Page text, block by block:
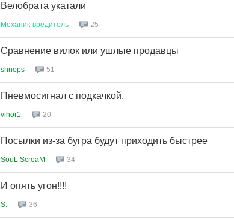
Велобрата укатали
Механик-вредитель 25
Сравнение вилок или ушлые продавцы
shneps 51
Пневмосигнал с подкачкой.
vihor1 20
Посылки из-за бугра будут приходить быстрее
SouL ScreaM 34
И опять угон!!!!
S. 36